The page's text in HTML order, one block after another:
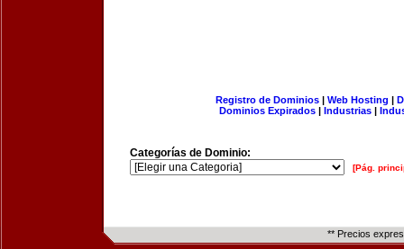
Registro de Dominios| Web Hosting |
Dominios Expirados | Industrias |
Categorías de Dominio:
[Pág.
** Precios